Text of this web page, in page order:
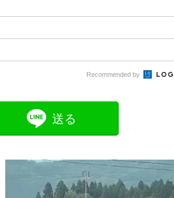
Recommended by
送る